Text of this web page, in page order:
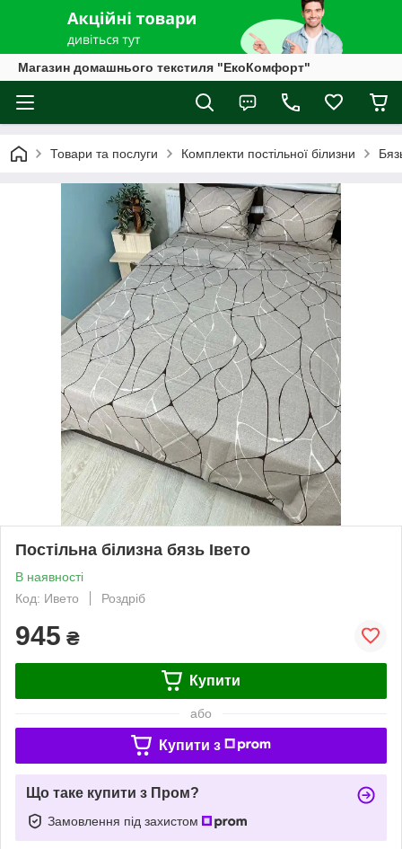
Магазин домашнього текстиля "ЕкоКомфорт"
Товари та послуги Комплекти постільної білизни
Постільна білизна бязь Івето
В наявності
Код: Ивето
Роздріб
945 ₴
Купити
або
Купити з
Що таке купити з Пром?
Замовлення під захистом